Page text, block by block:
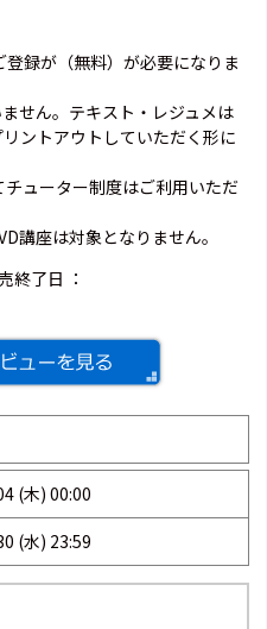
録が（無料）が必要になりま
せん。テキスト・レジュメは
ントアウトしていただく形に
ューター制度はご利用いただ
講座は対象となりません。
終了日 ：
(木) 00:00
(水) 23:59